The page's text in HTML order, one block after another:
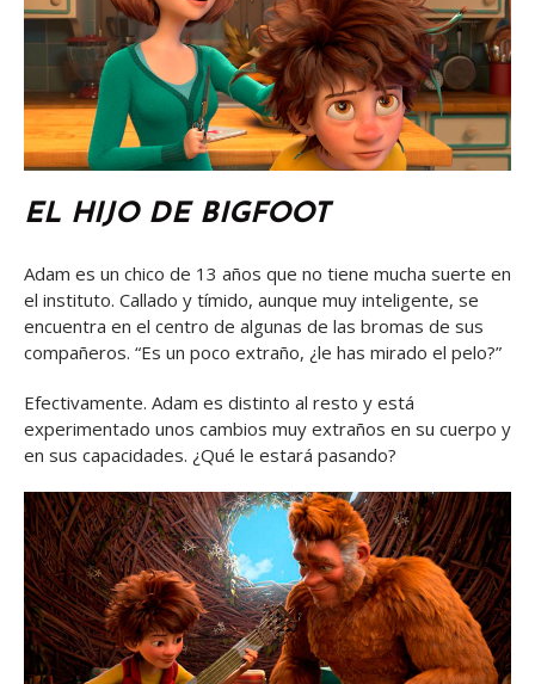
EL HIJO DE BIGFOOT
Adam es un chico de 13 años que no tiene mucha suerte en
el instituto. Callado y tímido, aunque muy inteligente, se
encuentra en el centro de algunas de las bromas de sus
compañeros. “Es un poco extraño, ¿le has mirado el pelo?”
Efectivamente. Adam es distinto al resto y está
experimentado unos cambios muy extraños en su cuerpo y
en sus capacidades. ¿Qué le estará pasando?